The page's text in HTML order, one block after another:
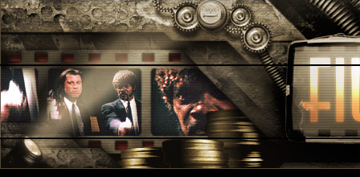
Hyppää pääsisältöön